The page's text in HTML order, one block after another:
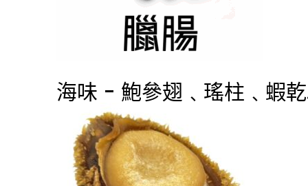
海味 - 鮑參翅﹑瑤柱﹑蝦